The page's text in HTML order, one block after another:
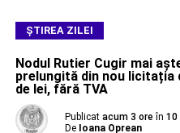
ŞTIREA ZILEI
Nodul Rutier Cugir mai
prelungită din nou licitația
de lei, fără TVA
Publicat acum 3 ore în 10
De Ioana Oprean